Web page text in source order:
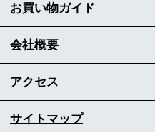
お買い物ガイド
会社概要
アクセス
サイトマップ